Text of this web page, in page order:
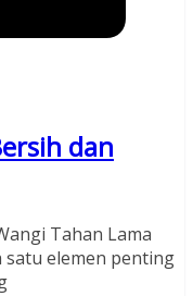
dan
Tahan Lama
satu elemen penting